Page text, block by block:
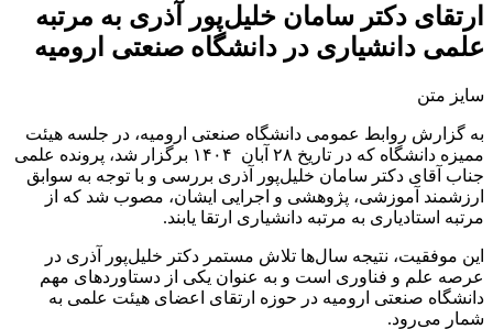
ارتقای دکتر سامان خلیل‌پور آذری به مرتبه
علمی دانشیاری در دانشگاه صنعتی ارومیه
سایز متن
به گزارش روابط عمومی دانشگاه صنعتی ارومیه، در جلسه هیئت
ممیزه دانشگاه که در تاریخ ۲۸ آبان ۱۴۰۴ برگزار شد، پرونده علمی
جناب آقای دکتر سامان خلیل‌پور آذری بررسی و با توجه به سوابق
ارزشمند آموزشی، پژوهشی و اجرایی ایشان، مصوب شد که از
مرتبه استادیاری به مرتبه دانشیاری ارتقا یابند.
این موفقیت، نتیجه سال‌ها تلاش مستمر دکتر خلیل‌پور آذری در
عرصه علم و فناوری است و به عنوان یکی از دستاوردهای مهم
دانشگاه صنعتی ارومیه در حوزه ارتقای اعضای هیئت علمی به
شمار می‌رود.